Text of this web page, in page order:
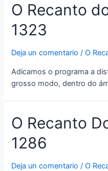
O Recanto
1323
Deja un comentario /O
Adicamos o programa a
grosso modo, dentro do
O Recanto
1286
Deja un comentario /O